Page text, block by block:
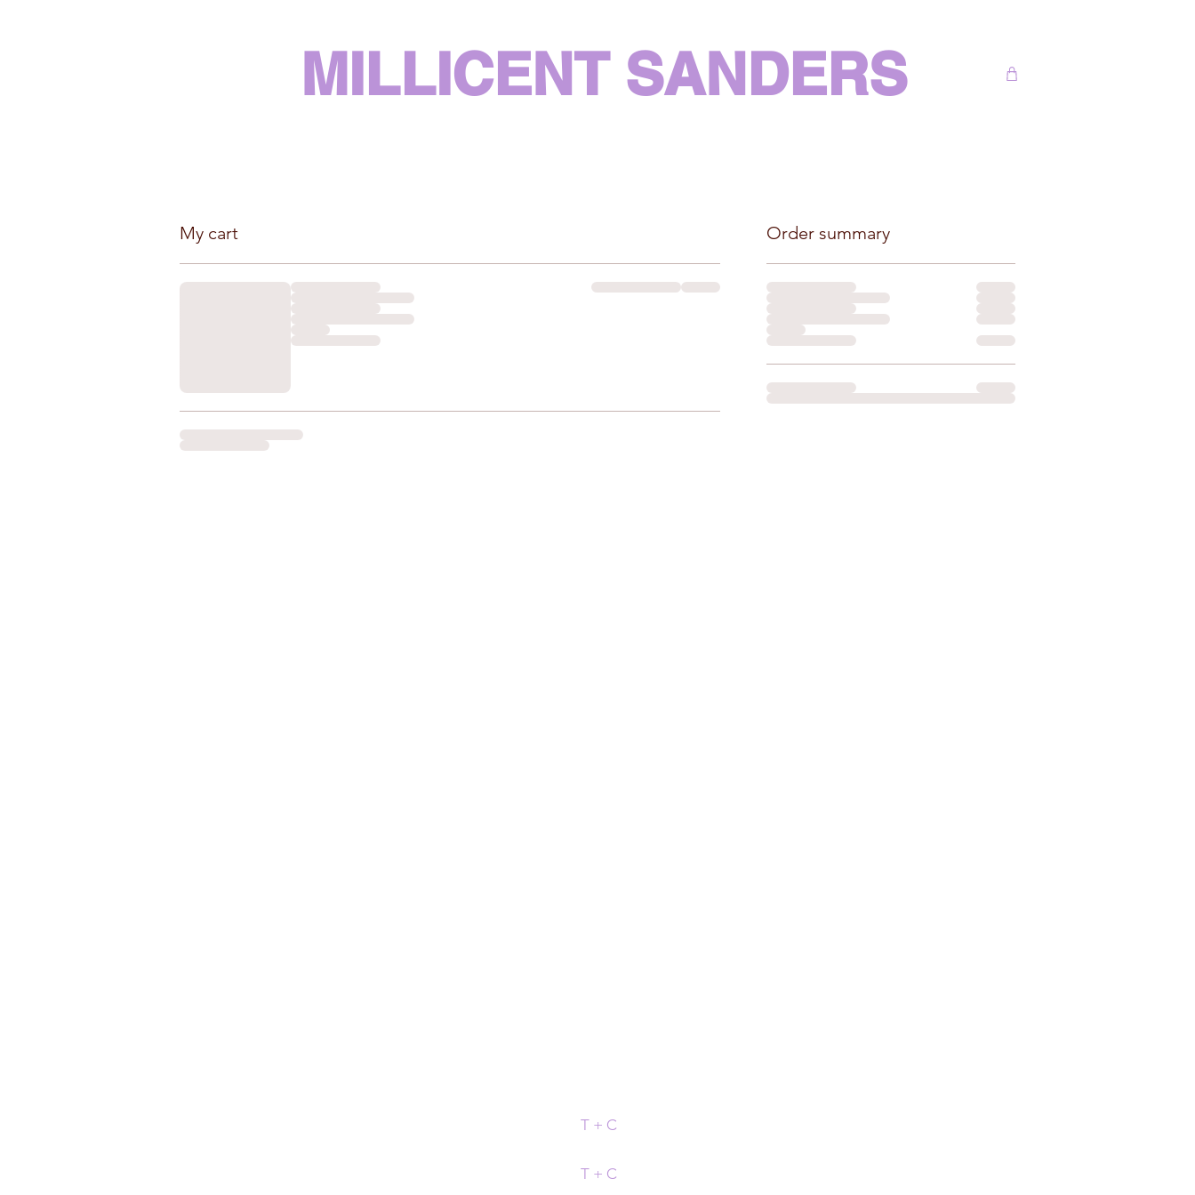
MILLICENT SANDERS
My cart Order summary
T + C
T + C